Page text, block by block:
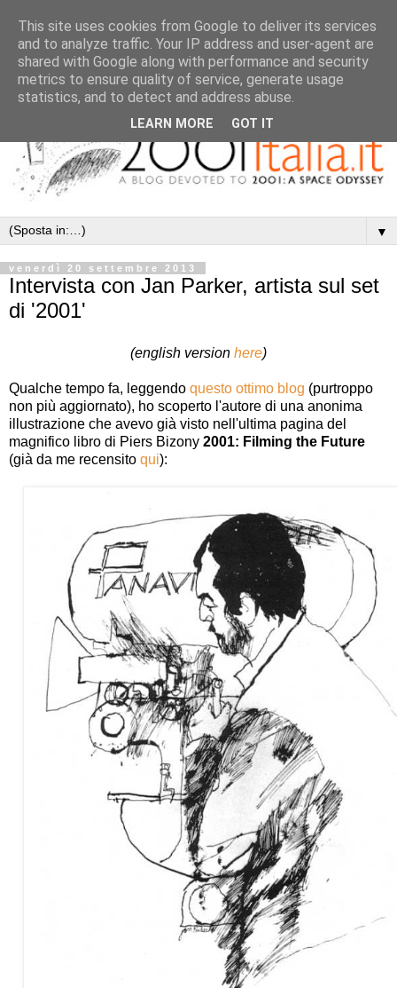
▼
venerdì 20 settembre 2013
Intervista con Jan Parker, artista sul set
di '2001'
(english version here)
Qualche tempo fa, leggendo questo ottimo blog (purtroppo
non più aggiornato), ho scoperto l'autore di una anonima
illustrazione che avevo già visto nell'ultima pagina del
magnifico libro di Piers Bizony 2001: Filming the Future
(già da me recensito qui):
This site uses cookies from Google to deliver its services
and to analyze traffic. Your IP address and user-agent are
shared with Google along with performance and security
metrics to ensure quality of service, generate usage
statistics, and to detect and address abuse.
LEARN MORE GOT IT